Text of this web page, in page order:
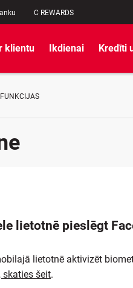
C REWARDS
klientu Ikdienai Kredīti
lietotnē pieslēgt
lietotnē aktivizēt
skaties šeit.